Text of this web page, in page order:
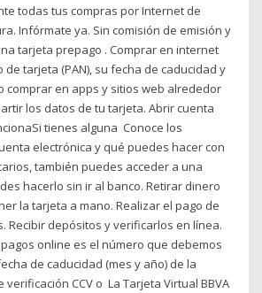
todas tus compras por Internet de
Infórmate ya. Sin comisión de emisión y
tarjeta prepago . Comprar en internet
tarjeta (PAN), su fecha de caducidad y
comprar en apps y sitios web alrededor
los datos de tu tarjeta. Abrir cuenta
tienes alguna Conoce los
electrónica y qué puedes hacer con
también puedes acceder a una
hacerlo sin ir al banco. Retirar dinero
la tarjeta a mano. Realizar el pago de
Recibir depósitos y verificarlos en línea.
online es el número que debemos
de caducidad (mes y año) de la
CCV o La Tarjeta Virtual BBVA